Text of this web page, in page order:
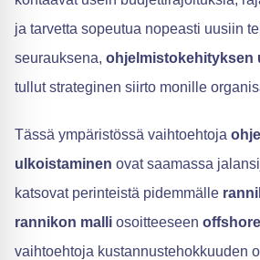
ja tarvetta sopeutua nopeasti uusiin
seurauksena, ohjelmistokehityksen
tullut strateginen siirto monille
Tässä ympäristössä vaihtoehtoja
ulkoistaminen ovat saamassa
katsovat perinteistä pidemmälle
rannikon malli osoitteeseen offshore
vaihtoehtoja kustannustehokkuuden